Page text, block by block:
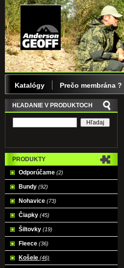
HĽADANIE V PRODUKTOCH
PRODUKTY
Odporúčame (2)
Bundy (92)
Nohavice (73)
Čiapky (45)
Šiltovky (19)
Fleece (36)
Košele (46)
Katalógy Prečo membrána ?